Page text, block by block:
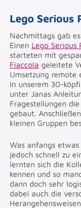
Lego Serious
Nachmittags gab
Einen Lego Serious
starteten mit
Fiaccola geleitete
Umsetzung remote
In unserem 30-
unter Janas
Fragestellungen
gebaut.
kleinen Gruppen
Was anfangs
jedoch schnell zu
lernten sich die
kennen und so
dann doch sehr
dabei auch die